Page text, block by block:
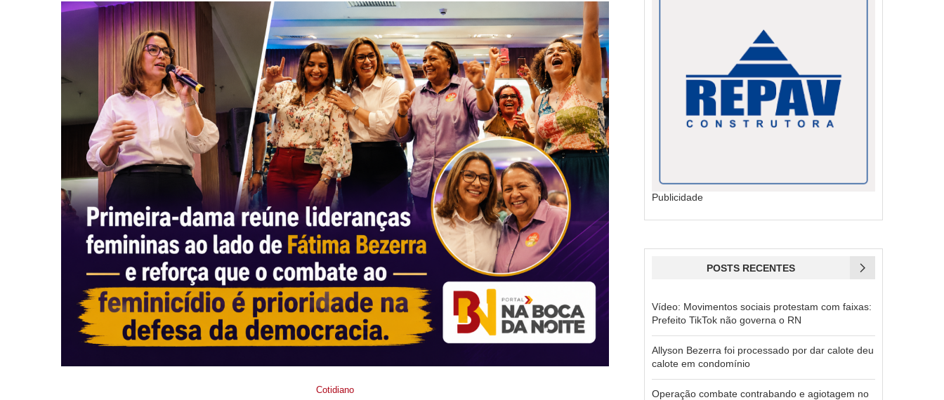
Cotidiano
Publicidade
POSTS RECENTES
Vídeo: Movimentos sociais protestam com faixas:
Prefeito TikTok não governa o RN
Allyson Bezerra foi processado por dar calote deu
calote em condomínio
Operação combate contrabando e agiotagem no